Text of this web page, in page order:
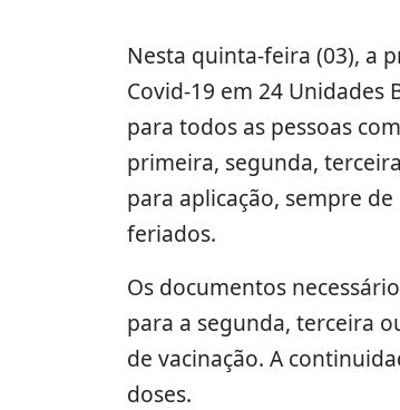
Nesta quinta-feira (03), a
Covid-19 em 24 Unidades
para todos as pessoas
primeira, segunda,
para aplicação, sempre
feriados.
Os documentos
para a segunda, terceira
de vacinação. A
doses.